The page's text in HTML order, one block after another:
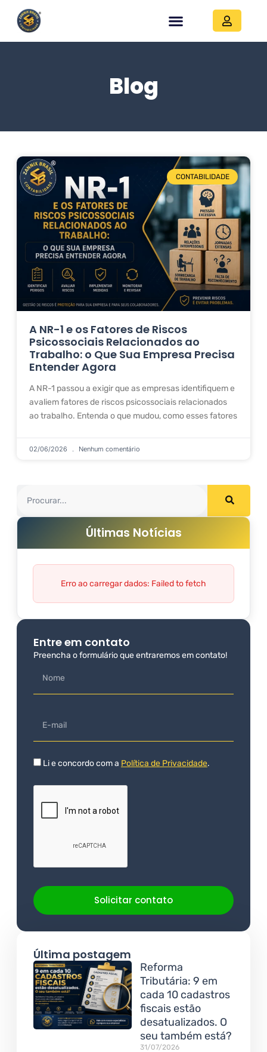
Blog
CONTABILIDADE
A NR-1 e os Fatores de Riscos
Psicossociais Relacionados ao
Trabalho: o Que Sua Empresa Precisa
Entender Agora
A NR-1 passou a exigir que as empresas identifiquem e
avaliem fatores de riscos psicossociais relacionados
ao trabalho. Entenda o que mudou, como esses fatores
02/06/2026 Nenhum comentário
Últimas Notícias
Erro ao carregar dados: Failed to fetch
Entre em contato
Preencha o formulário que entraremos em contato!
Li e concordo com a Política de Privacidade.
Solicitar contato
Última postagem
Reforma
Tributária: 9 em
cada 10 cadastros
fiscais estão
desatualizados. O
seu também está?
31/07/2026